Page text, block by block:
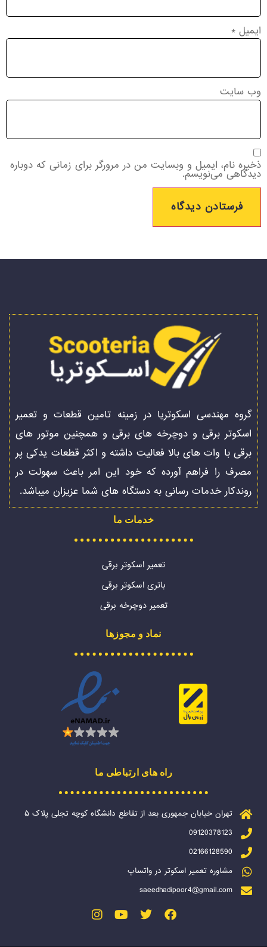
ایمیل *
وب‌ سایت
ذخیره نام، ایمیل و وبسایت من در مرورگر برای زمانی که دوباره
دیدگاهی می‌نویسم.
گروه مهندسی اسکوتریا در زمینه تامین قطعات و تعمیر
اسکوتر برقی و دوچرخه های برقی و همچنین موتور های
برقی با وات های بالا فعالیت داشته و اکثر قطعات یدکی پر
مصرف را فراهم آورده که خود این امر باعث سهولت در
روندکار خدمات رسانی به دستگاه های شما عزیزان میباشد.
خدمات ما
تعمیر اسکوتر برقی
باتری اسکوتر برقی
تعمیر دوچرخه برقی
نماد و مجوزها
راه های ارتباطی ما
تهران خیابان جمهوری بعد از تقاطع دانشگاه کوچه تجلی پلاک ۵
09120378123
02166128590
مشاوره تعمیر اسکوتر در واتساپ
saeedhadipoor4@gmail.com